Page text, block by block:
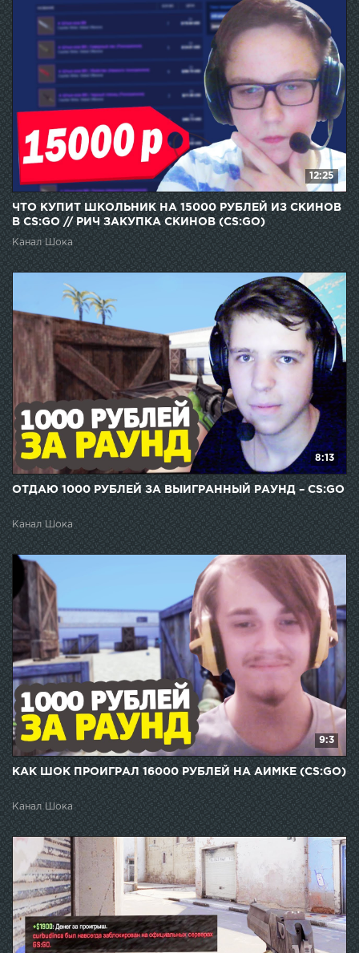
12:25
ЧТО КУПИТ ШКОЛЬНИК НА 15000 РУБЛЕЙ ИЗ СКИНОВ
В CS:GO // РИЧ ЗАКУПКА СКИНОВ (CS:GO)
Канал Шока
8:13
ОТДАЮ 1000 РУБЛЕЙ ЗА ВЫИГРАННЫЙ РАУНД – CS:GO
Канал Шока
9:3
КАК ШОК ПРОИГРАЛ 16000 РУБЛЕЙ НА АИМКЕ (CS:GO)
Канал Шока